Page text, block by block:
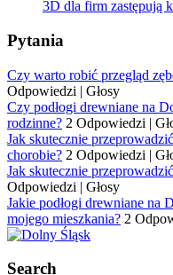
3D dla firm zastępują
Pytania
Czy warto robić przegląd
Odpowiedzi | Głosy
Czy podłogi drewniane na
rodzinne? 2 Odpowiedzi |
Jak skutecznie
chorobie? 2 Odpowiedzi |
Jak skutecznie
Odpowiedzi | Głosy
Jakie podłogi drewniane na
mojego mieszkania? 2
Search